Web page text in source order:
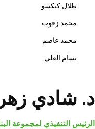
طلال كيكسو
محمد زقوت
محمد عاصم
بسام العلي
د. شادي
الرئيس التنفيذي لمجموعة